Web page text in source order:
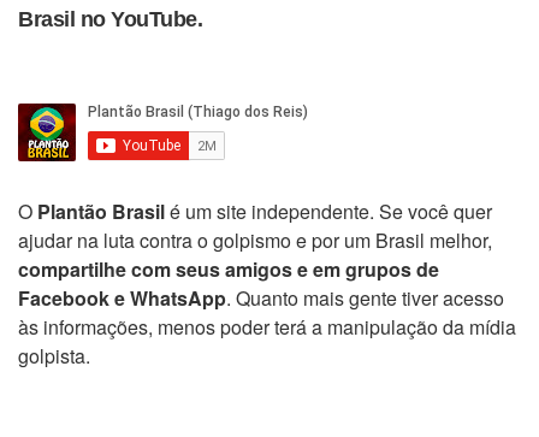
Brasil no YouTube.
O Plantão Brasilé um site independente. Se você quer
ajudar na luta contra o golpismo e por um Brasil melhor,
compartilhe com seus amigos e em grupos de
Facebook e WhatsApp. Quanto mais gente tiver acesso
às informações, menos poder terá a manipulação da mídia
golpista.